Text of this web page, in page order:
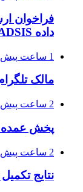
فراخوان
داده ADSIS
1 ساعت پیش
مالک
2 ساعت پیش
پخش عمده
2 ساعت پیش
نتایج تکمیل